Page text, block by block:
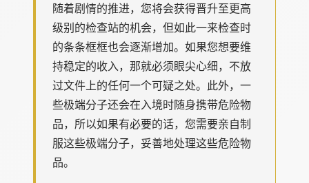
随着剧情的推进，您将会获得晋升至更高
级别的检查站的机会，但如此一来检查时
的条条框框也会逐渐增加。如果您想要维
持稳定的收入，那就必须眼尖心细，不放
过文件上的任何一个可疑之处。此外，一
些极端分子还会在入境时随身携带危险物
品，所以如果有必要的话，您需要亲自制
服这些极端分子，妥善地处理这些危险物
品。